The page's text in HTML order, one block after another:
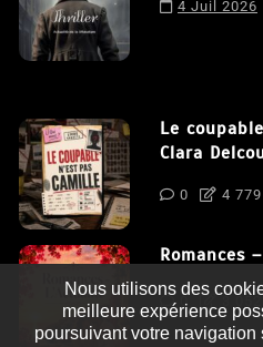
4 Juil 2026
Le
Clara
0 4
Romances
0 3
Nous utilisons des
meilleure expérience
poursuivant votre navigation